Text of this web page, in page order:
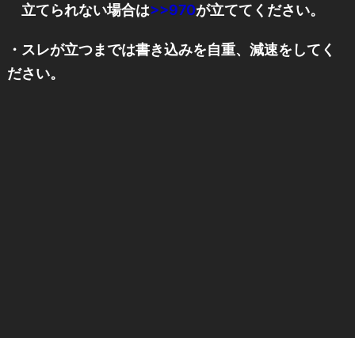
立てられない場合は>>970が立ててください。
・スレが立つまでは書き込みを自重、減速をしてく
ださい。